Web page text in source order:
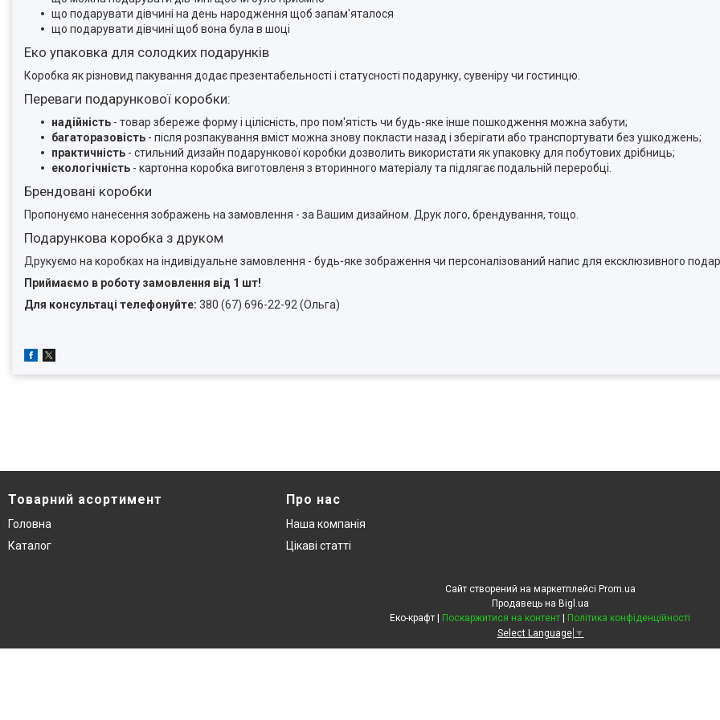
що подарувати дівчині на день народження щоб запам'яталося
що подарувати дівчині щоб вона була в шоці
Еко упаковка для солодких подарунків
Коробка як різновид пакування додає презентабельності і статусності подарунку, сувеніру чи гостинцю.
Переваги подарункової коробки:
надійність - товар збереже форму і цілісність, про пом'ятість чи будь-яке інше пошкодження можна забути;
багаторазовість - після розпакування вміст можна знову покласти назад і зберігати або транспортувати без ушкоджень;
практичність - стильний дизайн подарункової коробки дозволить використати як упаковку для побутових дрібниць;
екологічність - картонна коробка виготовленя з вторинного матеріалу та підлягає подальній переробці.
Брендовані коробки
Пропонуємо нанесення зображень на замовлення - за Вашим дизайном. Друк лого, брендування, тощо.
Подарункова коробка з друком
Друкуємо на коробках на індивідуальне замовлення - будь-яке зображення чи персоналізований напис для ексклюзивного
Приймаємо в роботу замовлення від 1 шт!
Для консультаці телефонуйте: 380 (67) 696-22-92 (Ольга)
Товарний асортимент
Головна
Каталог
Про нас
Наша компанія
Цікаві статті
Сайт створений на маркетплейсі Prom.ua
Продавець на Bigl.ua
Еко-крафт | Поскаржитися на контент | Політика конфіденційності
Select Language ▼